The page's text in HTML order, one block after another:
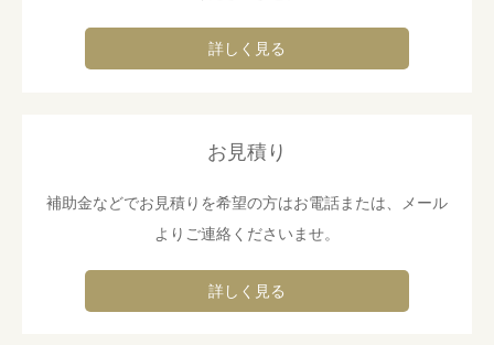
詳しく見る
お見積り
補助金などでお見積りを希望の方はお電話または、メール
よりご連絡くださいませ。
詳しく見る